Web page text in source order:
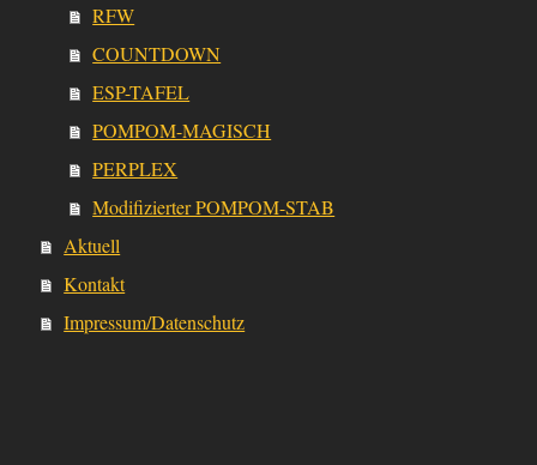
RFW
COUNTDOWN
ESP-TAFEL
POMPOM-MAGISCH
PERPLEX
Modifizierter POMPOM-STAB
Aktuell
Kontakt
Impressum/Datenschutz